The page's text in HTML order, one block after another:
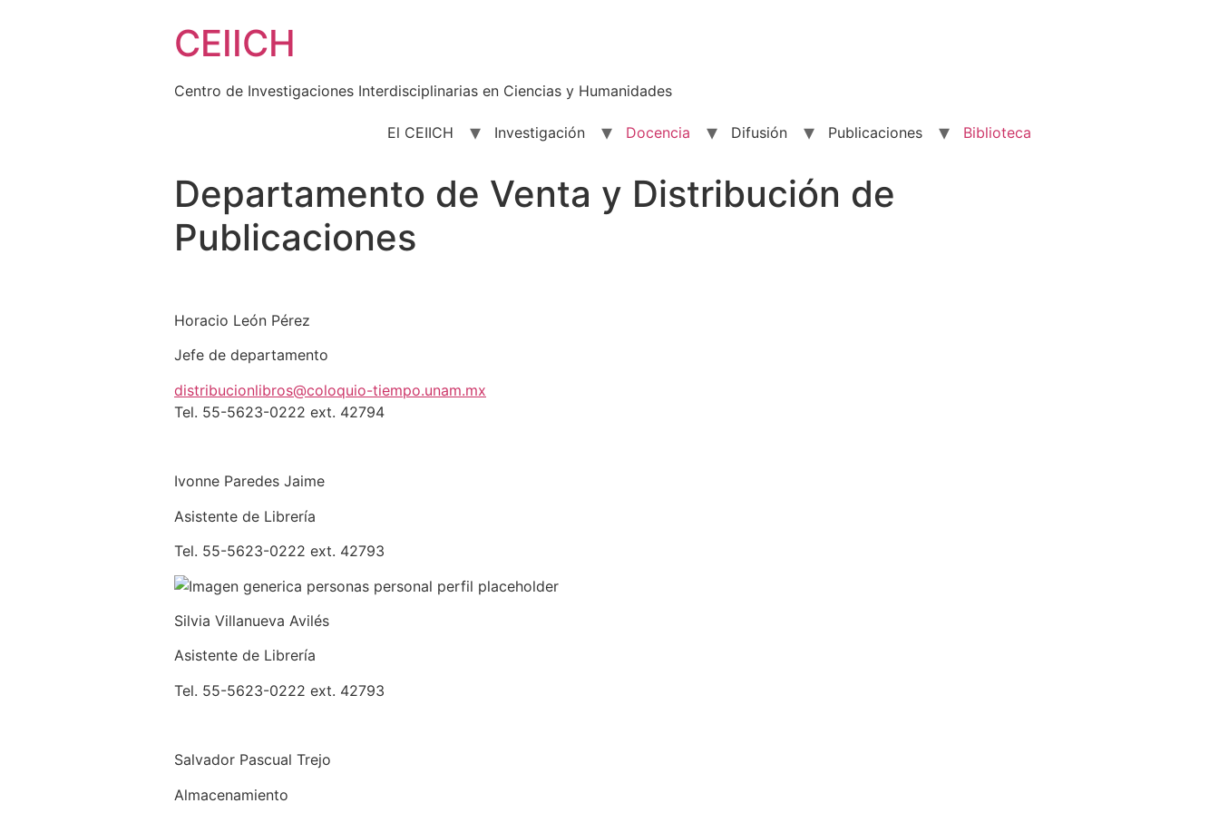
CEIICH
Centro de Investigaciones Interdisciplinarias en Ciencias y Humanidades
El CEIICH Investigación Docencia Difusión Publicaciones Biblioteca
Departamento de Venta y Distribución de
Publicaciones
Horacio León Pérez
Jefe de departamento
distribucionlibros@coloquio-tiempo.unam.mx
Tel. 55-5623-0222 ext. 42794
Ivonne Paredes Jaime
Asistente de Librería
Tel. 55-5623-0222 ext. 42793
Silvia Villanueva Avilés
Asistente de Librería
Tel. 55-5623-0222 ext. 42793
Salvador Pascual Trejo
Almacenamiento